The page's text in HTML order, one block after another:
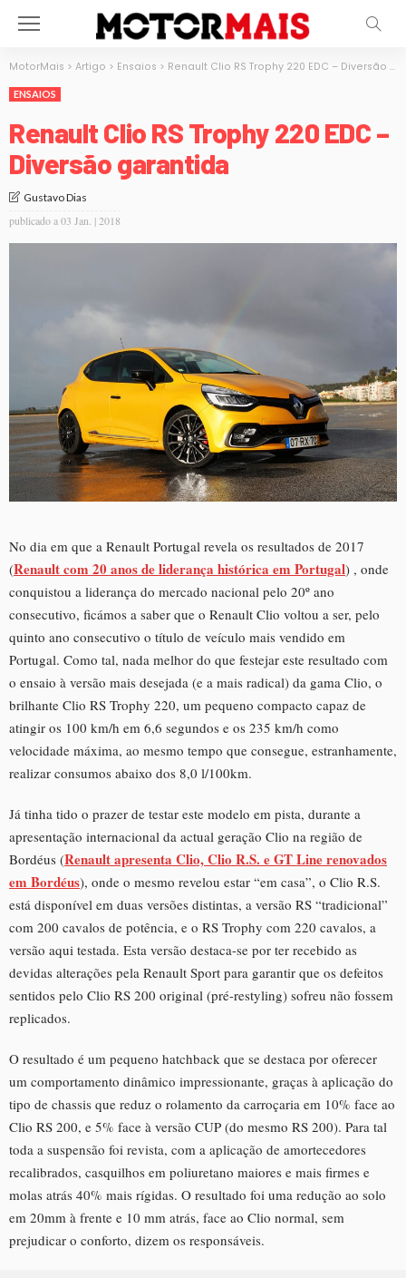
MotorMais > Artigo > Ensaios > Renault Clio RS Trophy 220 EDC – Diversão garantida
ENSAIOS
Renault Clio RS Trophy 220 EDC –
Diversão garantida
Gustavo Dias
publicado a03 Jan. | 2018
No dia em que a Renault Portugal revela os resultados de 2017
(Renault com 20 anos de liderança histórica em Portugal) , onde
conquistou a liderança do mercado nacional pelo 20º ano
consecutivo, ficámos a saber que o Renault Clio voltou a ser, pelo
quinto ano consecutivo o título de veículo mais vendido em
Portugal. Como tal, nada melhor do que festejar este resultado com
o ensaio à versão mais desejada (e a mais radical) da gama Clio, o
brilhante Clio RS Trophy 220, um pequeno compacto capaz de
atingir os 100 km/h em 6,6 segundos e os 235 km/h como
velocidade máxima, ao mesmo tempo que consegue, estranhamente,
realizar consumos abaixo dos 8,0 l/100km.
Já tinha tido o prazer de testar este modelo em pista, durante a
apresentação internacional da actual geração Clio na região de
Bordéus (Renault apresenta Clio, Clio R.S. e GT Line renovados
em Bordéus), onde o mesmo revelou estar “em casa”, o Clio R.S.
está disponível em duas versões distintas, a versão RS “tradicional”
com 200 cavalos de potência, e o RS Trophy com 220 cavalos, a
versão aqui testada. Esta versão destaca-se por ter recebido as
devidas alterações pela Renault Sport para garantir que os defeitos
sentidos pelo Clio RS 200 original (pré-restyling) sofreu não fossem
replicados.
O resultado é um pequeno hatchback que se destaca por oferecer
um comportamento dinâmico impressionante, graças à aplicação do
tipo de chassis que reduz o rolamento da carroçaria em 10% face ao
Clio RS 200, e 5% face à versão CUP (do mesmo RS 200). Para tal
toda a suspensão foi revista, com a aplicação de amortecedores
recalibrados, casquilhos em poliuretano maiores e mais firmes e
molas atrás 40% mais rígidas. O resultado foi uma redução ao solo
em 20mm à frente e 10 mm atrás, face ao Clio normal, sem
prejudicar o conforto, dizem os responsáveis.